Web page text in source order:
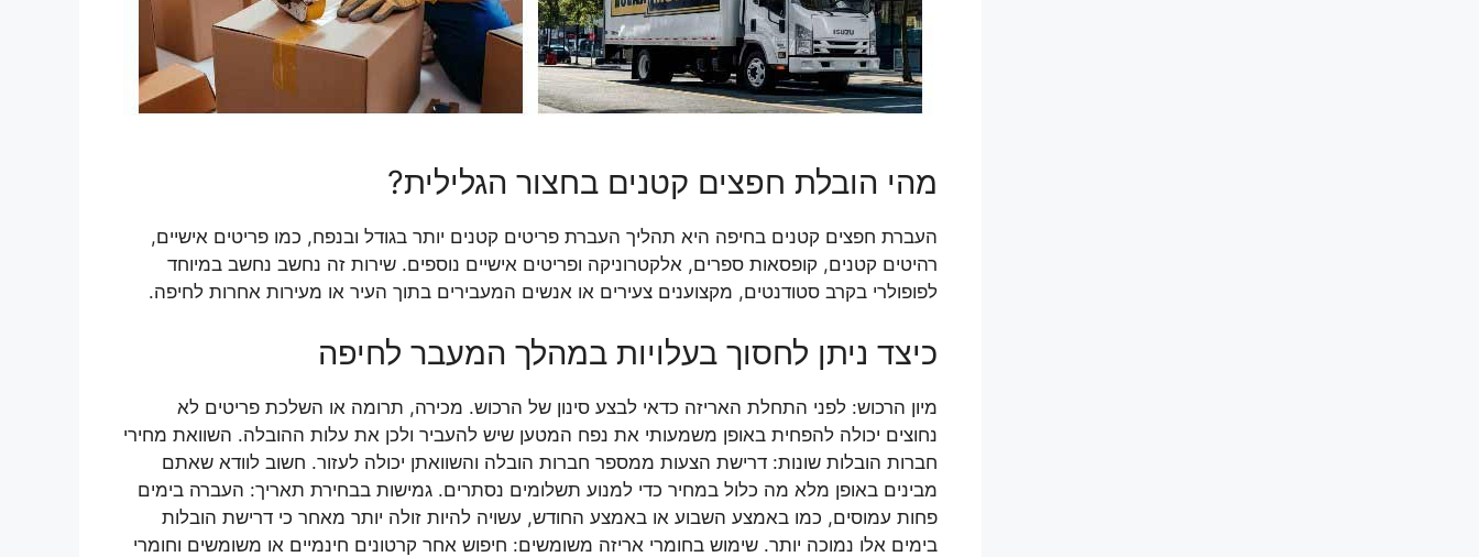
מהי הובלת חפצים קטנים בחצור הגלילית?
העברת חפצים קטנים בחיפה היא תהליך העברת פריטים קטנים יותר בגודל ובנפח, כמו פריטים אישיים,
רהיטים קטנים, קופסאות ספרים, אלקטרוניקה ופריטים אישיים נוספים. שירות זה נחשב נחשב במיוחד
לפופולרי בקרב סטודנטים, מקצוענים צעירים או אנשים המעבירים בתוך העיר או מעירות אחרות לחיפה.
כיצד ניתן לחסוך בעלויות במהלך המעבר לחיפה
מיון הרכוש: לפני התחלת האריזה כדאי לבצע סינון של הרכוש. מכירה, תרומה או השלכת פריטים לא
נחוצים יכולה להפחית באופן משמעותי את נפח המטען שיש להעביר ולכן את עלות ההובלה. השוואת מחירי
חברות הובלות שונות: דרישת הצעות ממספר חברות הובלה והשוואתן יכולה לעזור. חשוב לוודא שאתם
מבינים באופן מלא מה כלול במחיר כדי למנוע תשלומים נסתרים. גמישות בבחירת תאריך: העברה בימים
פחות עמוסים, כמו באמצע השבוע או באמצע החודש, עשויה להיות זולה יותר מאחר כי דרישת הובלות
בימים אלו נמוכה יותר. שימוש בחומרי אריזה משומשים: חיפוש אחר קרטונים חינמיים או משומשים וחומרי